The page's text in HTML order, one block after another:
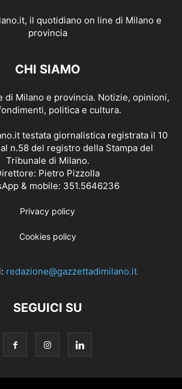
CHI SIAMO
di Milano e provincia. Notizie, opinioni,
politica e cultura.
testata giornalistica registrata il 10
n.58 del registro della Stampa del
Tribunale di Milano.
Pietro Pizzolla
& mobile: 351.5646236
Privacy policy
Cookies policy
redazione@gazzettadimilano.it
SEGUICI SU